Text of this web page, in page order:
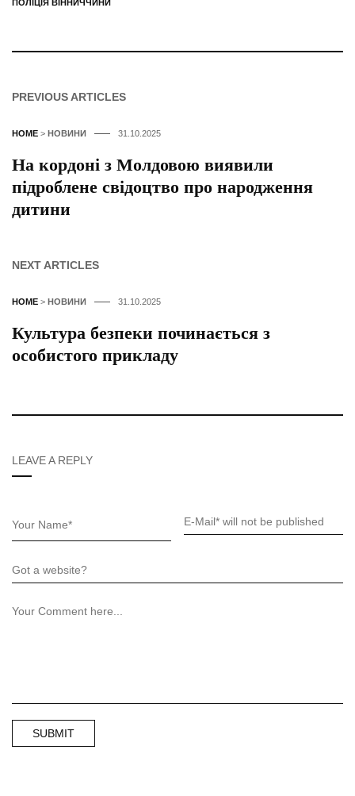
ПОЛІЦІЯ ВІННИЧЧИНИ
PREVIOUS ARTICLES
HOME > НОВИНИ 31.10.2025
На кордоні з Молдовою виявили
підроблене свідоцтво про народження
дитини
NEXT ARTICLES
HOME > НОВИНИ 31.10.2025
Культура безпеки починається з
особистого прикладу
LEAVE A REPLY